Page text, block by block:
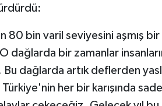
80 bin varil seviyesini aşmış
dağlarda bir zamanlar
dağlarda artık deflerden
her bir karışında